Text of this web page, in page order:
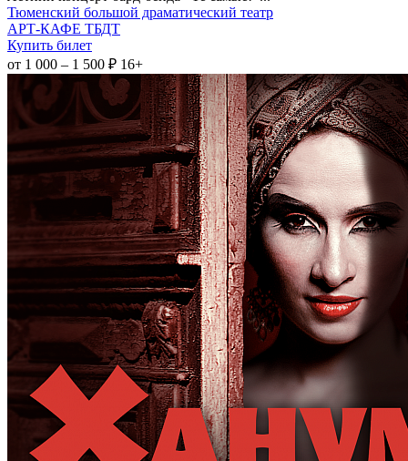
Тюменский большой драматический театр
АРТ-КАФЕ ТБДТ
Купить билет
от 1 000 – 1 500 ₽ 16+